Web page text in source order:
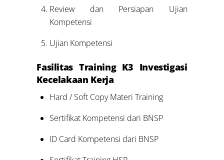
Review dan Persiapan Ujian
Kompetensi
Ujian Kompetensi
Fasilitas Training K3 Investigasi
Kecelakaan Kerja
Hard / Soft Copy Materi Training
Sertifikat Kompetensi dari BNSP
ID Card Kompetensi dari BNSP